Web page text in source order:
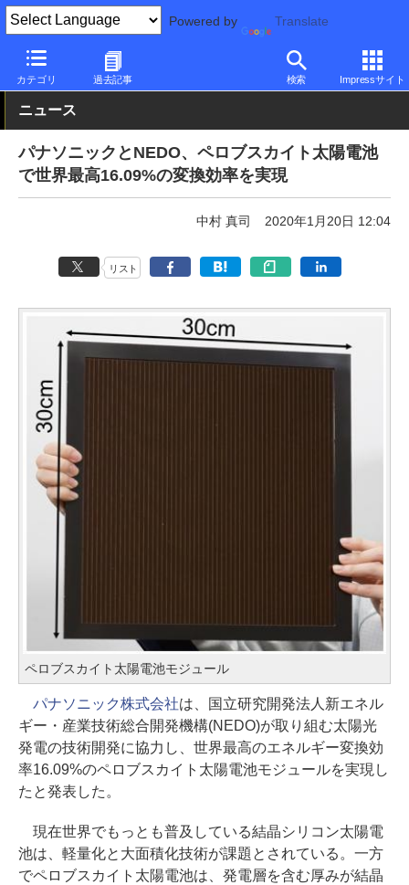
Powered by Translate
カテゴリ 過去記事 検索 Impressサイト
PC Watch 市場 技術
ニュース
パナソニックとNEDO、ペロブスカイト太陽電池
で世界最高16.09%の変換効率を実現
中村 真司 2020年1月20日 12:04
リスト
ペロブスカイト太陽電池モジュール
パナソニック株式会社は、国立研究開発法人新エネル
ギー・産業技術総合開発機構(NEDO)が取り組む太陽光
発電の技術開発に協力し、世界最高のエネルギー変換効
率16.09%のペロブスカイト太陽電池モジュールを実現し
たと発表した。
現在世界でもっとも普及している結晶シリコン太陽電
池は、軽量化と大面積化技術が課題とされている。一方
でペロブスカイト太陽電池は、発電層を含む厚みが結晶